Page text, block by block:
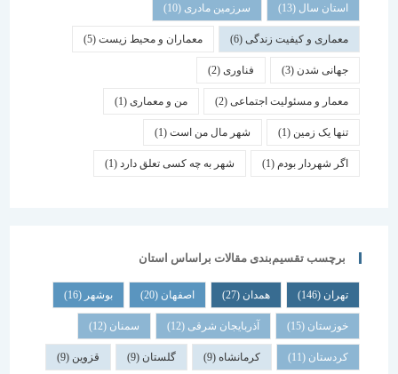
استان سال(13) سرزمین مادری(10)
معماری و کیفیت زندگی(6) معماران و محیط زیست(5)
جهانی شدن(3) فناوری (2)
معمار و مسئولیت اجتماعی(2) من و معماری (1)
تنها یک زمین(1) شهر مال من است(1)
اگر شهردار بودم (1) شهر به چه کسی تعلق دارد(1)
برچسب تقسیم‌بندی مقالات براساس استان
همدان اصفهان (20) بوشهر
خوزستان(15) آذربایجان شرقی(12) سمنان (12)
کردستان(11) کرمانشاه(9) گلستان (9) قزوین